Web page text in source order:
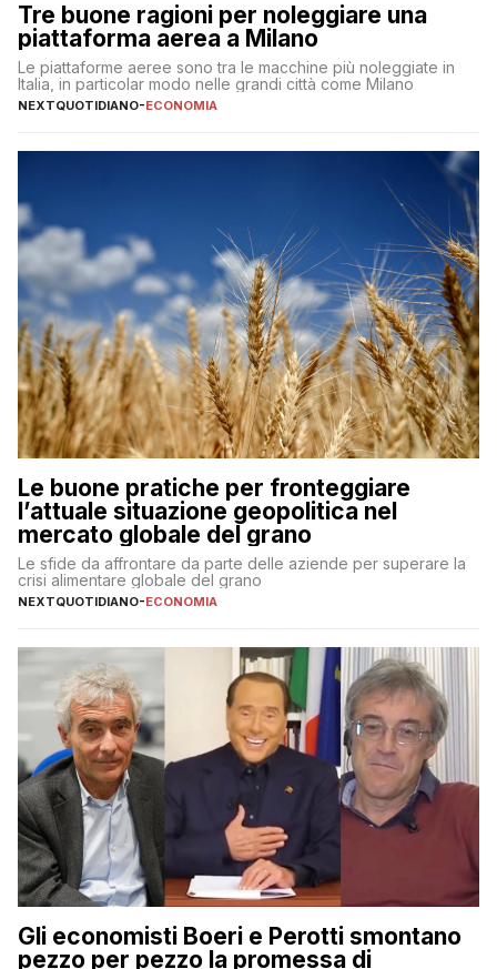
Tre buone ragioni per noleggiare una
piattaforma aerea a Milano
Le piattaforme aeree sono tra le macchine più noleggiate in
Italia, in particolar modo nelle grandi città come Milano
NEXTQUOTIDIANO-ECONOMIA
Le buone pratiche per fronteggiare
l’attuale situazione geopolitica nel
mercato globale del grano
Le sfide da affrontare da parte delle aziende per superare la
crisi alimentare globale del grano
NEXTQUOTIDIANO-ECONOMIA
Gli economisti Boeri e Perotti smontano
pezzo per pezzo la promessa di